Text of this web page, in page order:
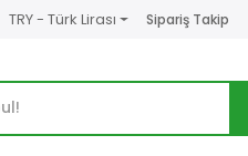
TRY - Türk Lirası Sipariş Takip